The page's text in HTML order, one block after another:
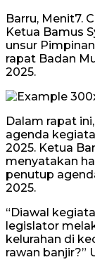
Barru, Menit7.
Ketua Bamus
unsur
rapat Badan
2025.
Dalam rapat
agenda
2025. Ketua
menyatakan
penutup
2025.
“Diawal
legislator
kelurahan di
rawan banjir?”